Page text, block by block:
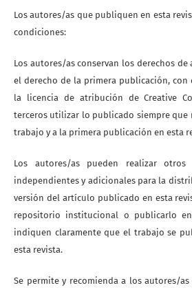
Los autores/as que publiquen en esta
condiciones:
Los autores/as conservan los derechos
el derecho de la primera publicación,
la licencia de atribución de Creative
terceros utilizar lo publicado siempre que
trabajo y a la primera publicación en esta
Los autores/as pueden realizar otros
independientes y adicionales para la
versión del artículo publicado en esta
repositorio institucional o publicarlo
indiquen claramente que el trabajo se
esta revista.
Se permite y recomienda a los autores/